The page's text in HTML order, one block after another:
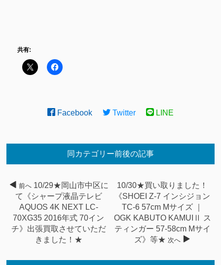
共有:
Facebook Twitter LINE
同カテゴリー前後の記事
前へ 10/29★岡山市中区に
て《シャープ液晶テレビ
AQUOS 4K NEXT LC-
70XG35 2016年式 70イン
チ》出張買取させていただ
きました！★
10/30★買い取りました！
《SHOEI Z-7 インシジョン
TC-6 57cm Mサイズ ｜
OGK KABUTO KAMUIⅡ ス
ティンガー 57-58cm Mサイ
ズ》等★ 次へ